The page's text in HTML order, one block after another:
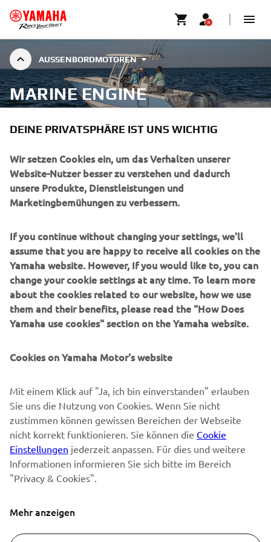
AUSSENBORDMOTOREN
MARINE ENGINE
ACCESSORIES
UNTERNEHMEN
B2B
MEHR YAMAHA
SUPPORT
NEWSLETTER
Sonderveranstaltungen, Neuerscheinungen und vielem mehr.
ABONNIEREN
Lesen Sie unsere Datenschutzrichtlinie, um zu erfahren, wie wir
Ihre persönlichen Daten verarbeiten: Datenschutzerklärung
DEINE PRIVATSPHÄRE IST UNS WICHTIG
Wir setzen Cookies ein, um das Verhalten unserer
Website-Nutzer besser zu verstehen und dadurch
unsere Produkte, Dienstleistungen und
Marketingbemühungen zu verbessern.
If you continue without changing your settings, we'll
assume that you are happy to receive all cookies on the
Yamaha website. However, If you would like to, you can
change your cookie settings at any time. To learn more
about the cookies related to our website, how we use
them and their benefits, please read the "How Does
Yamaha use cookies" section on the Yamaha website.
Cookies on Yamaha Motor's website
Mit einem Klick auf "Ja, ich bin einverstanden" erlauben
Sie uns die Nutzung von Cookies. Wenn Sie nicht
zustimmen können gewissen Bereichen der Webseite
nicht korrekt funktionieren. Sie können die Cookie
Einstellungen jederzeit anpassen. Für dies und weitere
Informationen informieren Sie sich bitte im Bereich
"Privacy & Cookies".
Mehr anzeigen